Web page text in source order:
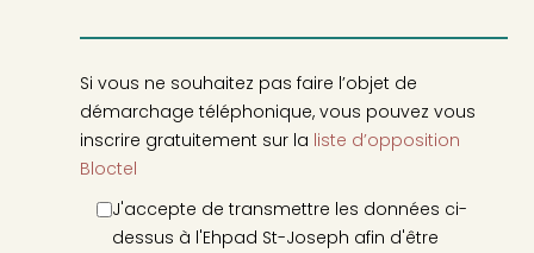
Si vous ne souhaitez pas faire l’objet de
démarchage téléphonique, vous pouvez vous
inscrire gratuitement sur la liste d’opposition
Bloctel
J'accepte de transmettre les données ci-
dessus à l'Ehpad St-Joseph afin d'être